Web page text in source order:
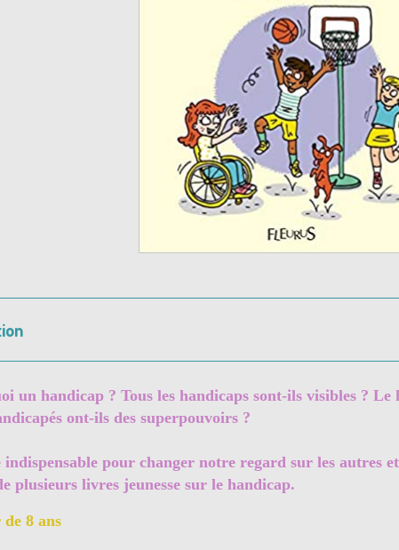
un handicap ? Tous les handicaps sont-ils visibles ?
ont-ils des superpouvoirs ?
pour changer notre regard sur les autres
plusieurs livres jeunesse sur le handicap.
8 ans